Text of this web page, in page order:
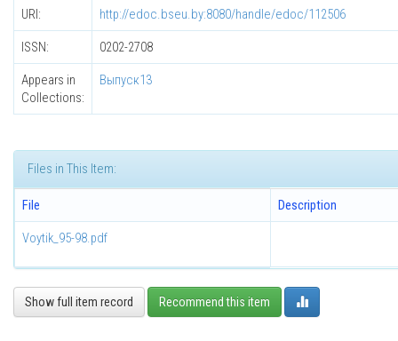
URI: http://edoc.bseu.by:8080/handle/edoc/112506
ISSN: 0202-2708
Appears in
Collections:
Выпуск13
Files in This Item:
File Description
Voytik_95-98.pdf
Show full item record Recommend this item